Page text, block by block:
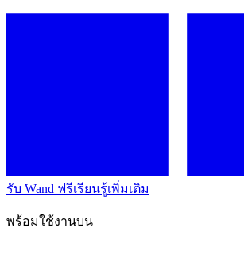
รับ Wand ฟรีเรียนรู้เพิ่มเติม
พร้อมใช้งานบน